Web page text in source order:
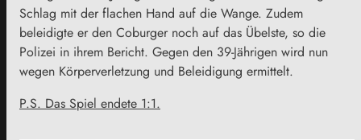
Schlag mit der flachen Hand auf die Wange. Zudem
beleidigte er den Coburger noch auf das Übelste, so die
Polizei in ihrem Bericht. Gegen den 39-Jährigen wird nun
wegen Körperverletzung und Beleidigung ermittelt.
P.S. Das Spiel endete 1:1.